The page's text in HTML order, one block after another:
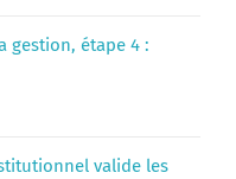
gestion, étape 4 :
valide les